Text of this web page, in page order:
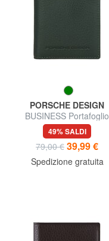
PORSCHE DESIGN
BUSINESS Portafoglio
verticale in pelle
49% SALDI
79,00 € 39,99 €
Spedizione gratuita